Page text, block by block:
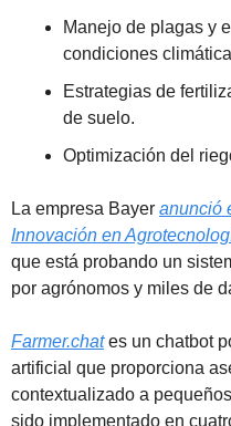
Manejo de plagas y
condiciones
Estrategias de
de suelo.
Optimización del
La empresa Bayer anunció
Innovación en
que está probando un
por agrónomos y miles de
Farmer.chat es un chatbot
artificial que proporciona
contextualizado a
sido implementado en